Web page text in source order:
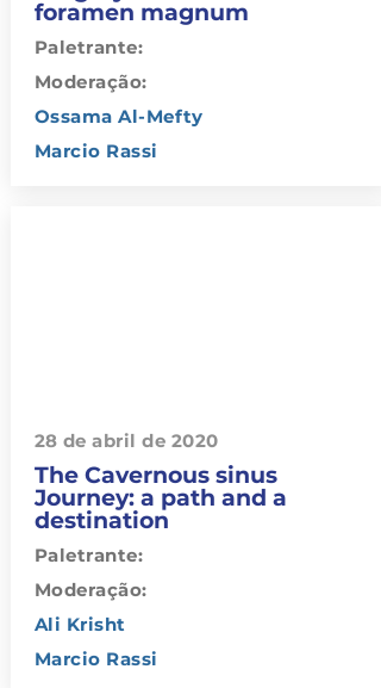
foramen magnum
Paletrante:
Ossama Al-Mefty
Moderação:
Marcio Rassi
28 de abril de 2020
The Cavernous sinus
Journey: a path and a
destination
Paletrante:
Ali Krisht
Moderação:
Marcio Rassi